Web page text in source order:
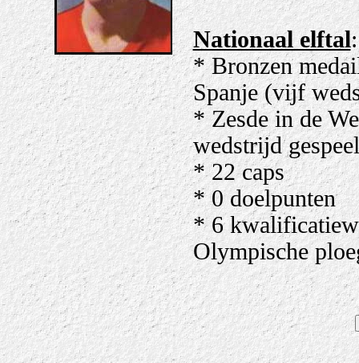
Nationaal elftal:
* Bronzen
Spanje (vijf
* Zesde in de
wedstrijd
* 22 caps
* 0 doelpunten
* 6
Olympische